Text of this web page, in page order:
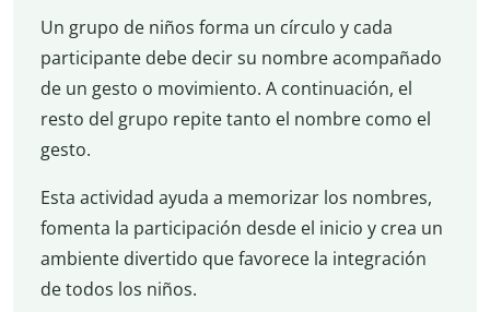
Un grupo de niños forma un círculo y cada
participante debe decir su nombre acompañado
de un gesto o movimiento. A continuación, el
resto del grupo repite tanto el nombre como el
gesto.
Esta actividad ayuda a memorizar los nombres,
fomenta la participación desde el inicio y crea un
ambiente divertido que favorece la integración
de todos los niños.